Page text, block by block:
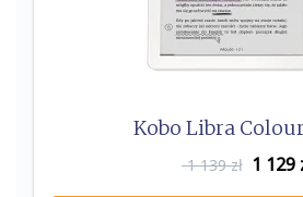
Kobo Libra
1 139 zł 1 129